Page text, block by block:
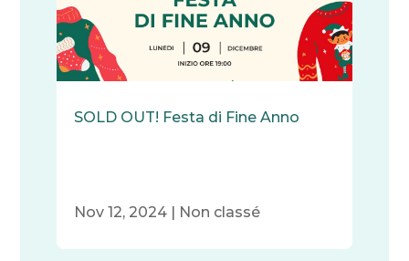
SOLD OUT! Festa di Fine Anno
Nov 12, 2024 | Non classé